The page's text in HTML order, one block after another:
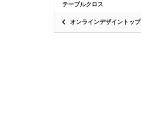
テーブルクロス
オンラインデザイントップ